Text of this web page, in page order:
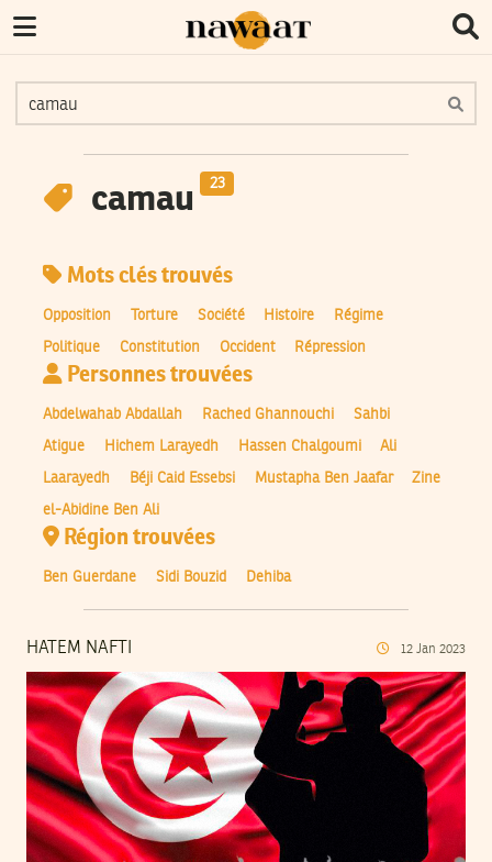
camau 23
Mots clés trouvés
Opposition Torture Société Histoire Régime
Politique Constitution Occident Répression
Personnes trouvées
Abdelwahab Abdallah Rached Ghannouchi Sahbi
Atigue Hichem Larayedh Hassen Chalgoumi Ali
Laarayedh Béji Caid Essebsi Mustapha Ben Jaafar Zine
el-Abidine Ben Ali
Région trouvées
Ben Guerdane Sidi Bouzid Dehiba
HATEM NAFTI 12 Jan 2023